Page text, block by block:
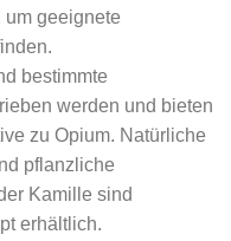
um geeignete
bestimmte
werden und bieten
zu Opium. Natürliche
pflanzliche
Kamille sind
erhältlich.